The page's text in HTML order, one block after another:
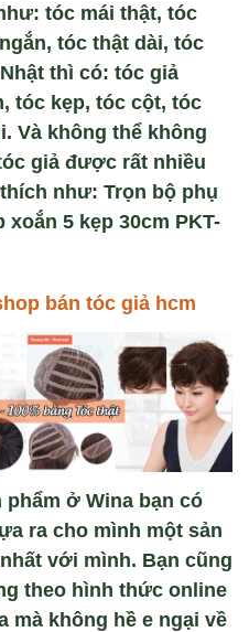
tóc mái thật, tóc
tóc thật dài, tóc
thì có: tóc giả
tóc kẹp, tóc cột, tóc
Và không thể không
giả được rất nhiều
như: Trọn bộ phụ
xoắn 5 kẹp 30cm PKT-
bán tóc giả hcm
ở Wina bạn có
ra cho mình một sản
với mình. Bạn cũng
theo hình thức online
mà không hề e ngại về